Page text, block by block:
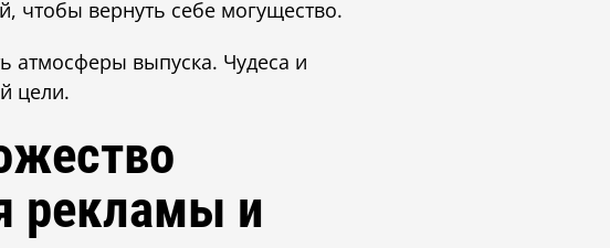
чтобы вернуть себе могущество.
атмосферы выпуска. Чудеса и
цели.
рекламы и